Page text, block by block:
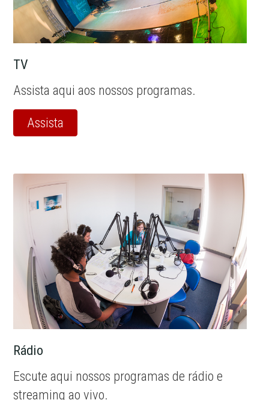
TV
Assista aqui aos nossos programas.
Assista
Rádio
Escute aqui nossos programas de rádio e
streaming ao vivo.